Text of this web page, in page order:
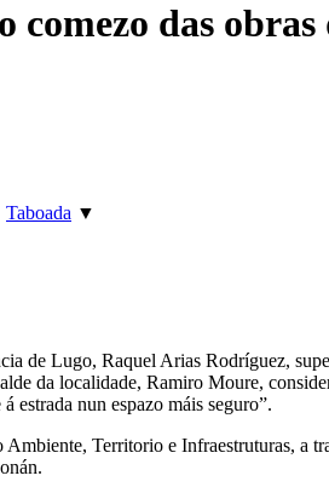
comezo das
Taboada ▼
de Lugo, Raquel Arias Rodríguez,
da localidade, Ramiro Moure,
estrada nun espazo máis seguro”.
Territorio e Infraestruturas, a